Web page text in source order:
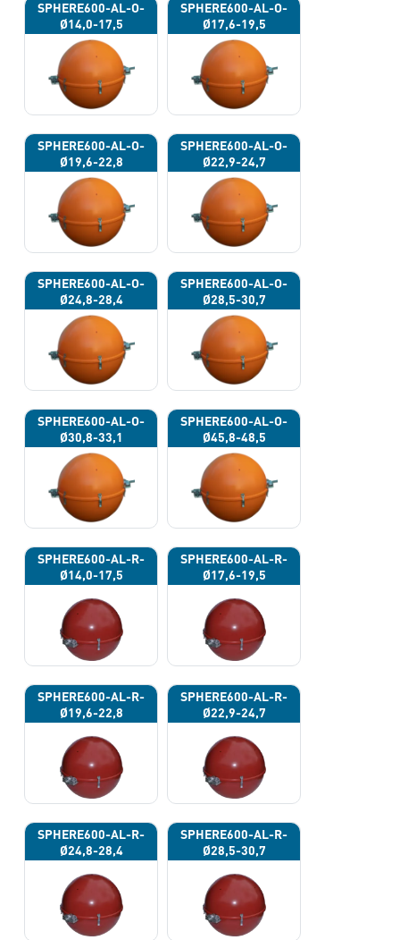
SPHERE600-AL-O-
Ø14,0-17,5
SPHERE600-AL-O-
Ø17,6-19,5
SPHERE600-AL-O-
Ø19,6-22,8
SPHERE600-AL-O-
Ø22,9-24,7
SPHERE600-AL-O-
Ø24,8-28,4
SPHERE600-AL-O-
Ø28,5-30,7
SPHERE600-AL-O-
Ø30,8-33,1
SPHERE600-AL-O-
Ø45,8-48,5
SPHERE600-AL-R-
Ø14,0-17,5
SPHERE600-AL-R-
Ø17,6-19,5
SPHERE600-AL-R-
Ø19,6-22,8
SPHERE600-AL-R-
Ø22,9-24,7
SPHERE600-AL-R-
Ø24,8-28,4
SPHERE600-AL-R-
Ø28,5-30,7